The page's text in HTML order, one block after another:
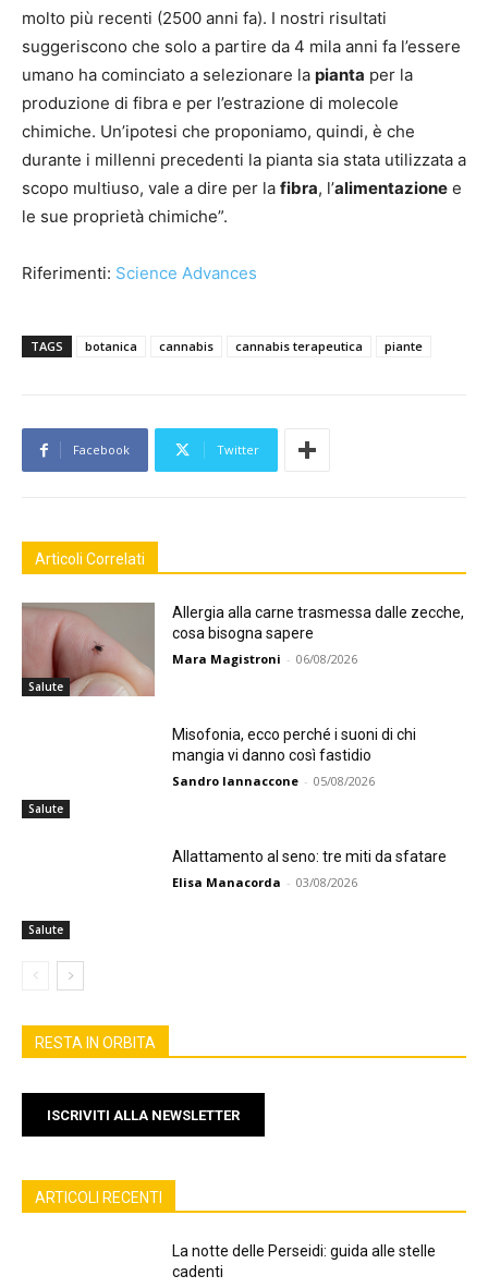
molto più recenti (2500 anni fa). I nostri risultati
suggeriscono che solo a partire da 4 mila anni fa l’essere
umano ha cominciato a selezionare la pianta per la
produzione di fibra e per l’estrazione di molecole
chimiche. Un’ipotesi che proponiamo, quindi, è che
durante i millenni precedenti la pianta sia stata utilizzata a
scopo multiuso, vale a dire per la fibra, l’alimentazione e
le sue proprietà chimiche”.
Riferimenti: Science Advances
TAGS botanica cannabis cannabis terapeutica piante
Facebook Twitter
Articoli Correlati
Salute
Allergia alla carne trasmessa dalle zecche,
cosa bisogna sapere
Mara Magistroni - 06/08/2026
Salute
Misofonia, ecco perché i suoni di chi
mangia vi danno così fastidio
Sandro Iannaccone - 05/08/2026
Salute
Allattamento al seno: tre miti da sfatare
Elisa Manacorda - 03/08/2026
RESTA IN ORBITA
ISCRIVITI ALLA NEWSLETTER
ARTICOLI RECENTI
La notte delle Perseidi: guida alle stelle
cadenti